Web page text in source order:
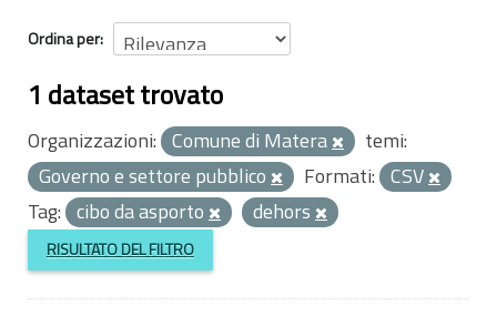
Ordina per
1 dataset trovato
Organizzazioni: Comune di Matera
temi:
Governo e settore pubblico
Formati: CSV
Tag: cibo da asporto dehors
RISULTATO DEL FILTRO